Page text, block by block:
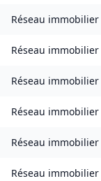
Réseau immobilier
Réseau immobilier
Réseau immobilier
Réseau immobilier
Réseau immobilier
Réseau immobilier